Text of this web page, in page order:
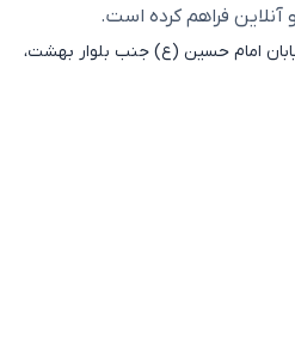
فراهم کرده است.
امام حسین (ع) جنب بلوار بهشت،